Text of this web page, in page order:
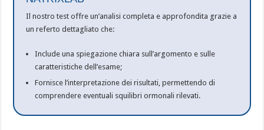
Il nostro test offre un’analisi completa e approfondita grazie a
un referto dettagliato che:
Include una spiegazione chiara sull’argomento e sulle
caratteristiche dell’esame;
Fornisce l’interpretazione dei ­risultati, permettendo di
comprendere eventuali squilibri ormonali rilevati.